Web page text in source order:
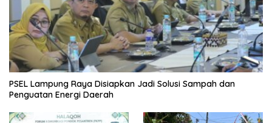
PSEL Lampung Raya Disiapkan Jadi Solusi Sampah dan
Penguatan Energi Daerah